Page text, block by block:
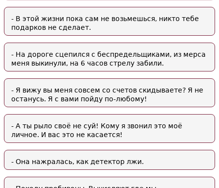
- В этой жизни пока сам не возьмешься, никто тебе
подарков не сделает.
- На дороге сцепился с беспредельщиками, из мерса
меня выкинули, на 6 часов стрелу забили.
- Я вижу вы меня совсем со счетов скидываете? Я не
останусь. Я с вами пойду по-любому!
- А ты рыло своё не суй! Кому я звонил это моё
личное. И вас это не касается!
- Она нажралась, как детектор лжи.